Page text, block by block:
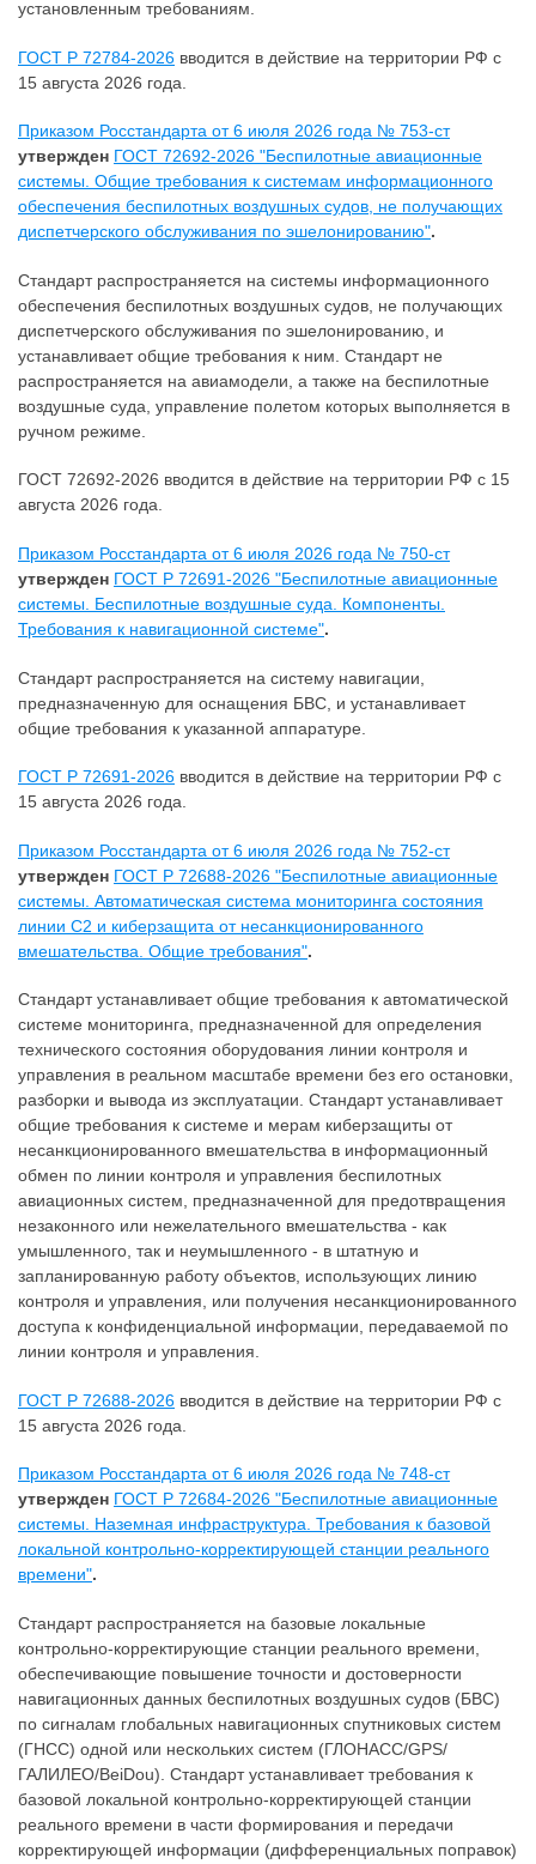
установленным требованиям.
ГОСТ Р 72784-2026 вводится в действие на территории РФ с
15 августа 2026 года.
Приказом Росстандарта от 6 июля 2026 года № 753-ст
утвержден ГОСТ 72692-2026 "Беспилотные авиационные
системы. Общие требования к системам информационного
обеспечения беспилотных воздушных судов, не получающих
диспетчерского обслуживания по эшелонированию".
Стандарт распространяется на системы информационного
обеспечения беспилотных воздушных судов, не получающих
диспетчерского обслуживания по эшелонированию, и
устанавливает общие требования к ним. Стандарт не
распространяется на авиамодели, а также на беспилотные
воздушные суда, управление полетом которых выполняется в
ручном режиме.
ГОСТ 72692-2026 вводится в действие на территории РФ с 15
августа 2026 года.
Приказом Росстандарта от 6 июля 2026 года № 750-ст
утвержден ГОСТ Р 72691-2026 "Беспилотные авиационные
системы. Беспилотные воздушные суда. Компоненты.
Требования к навигационной системе".
Стандарт распространяется на систему навигации,
предназначенную для оснащения БВС, и устанавливает
общие требования к указанной аппаратуре.
ГОСТ Р 72691-2026 вводится в действие на территории РФ с
15 августа 2026 года.
Приказом Росстандарта от 6 июля 2026 года № 752-ст
утвержден ГОСТ Р 72688-2026 "Беспилотные авиационные
системы. Автоматическая система мониторинга состояния
линии С2 и киберзащита от несанкционированного
вмешательства. Общие требования".
Стандарт устанавливает общие требования к автоматической
системе мониторинга, предназначенной для определения
технического состояния оборудования линии контроля и
управления в реальном масштабе времени без его остановки,
разборки и вывода из эксплуатации. Стандарт устанавливает
общие требования к системе и мерам киберзащиты от
несанкционированного вмешательства в информационный
обмен по линии контроля и управления беспилотных
авиационных систем, предназначенной для предотвращения
незаконного или нежелательного вмешательства - как
умышленного, так и неумышленного - в штатную и
запланированную работу объектов, использующих линию
контроля и управления, или получения несанкционированного
доступа к конфиденциальной информации, передаваемой по
линии контроля и управления.
ГОСТ Р 72688-2026 вводится в действие на территории РФ с
15 августа 2026 года.
Приказом Росстандарта от 6 июля 2026 года № 748-ст
утвержден ГОСТ Р 72684-2026 "Беспилотные авиационные
системы. Наземная инфраструктура. Требования к базовой
локальной контрольно-корректирующей станции реального
времени".
Стандарт распространяется на базовые локальные
контрольно-корректирующие станции реального времени,
обеспечивающие повышение точности и достоверности
навигационных данных беспилотных воздушных судов (БВС)
по сигналам глобальных навигационных спутниковых систем
(ГНСС) одной или нескольких систем (ГЛOHACC/GPS/
ГАЛИЛЕО/BeiDou). Стандарт устанавливает требования к
базовой локальной контрольно-корректирующей станции
реального времени в части формирования и передачи
корректирующей информации (дифференциальных поправок)